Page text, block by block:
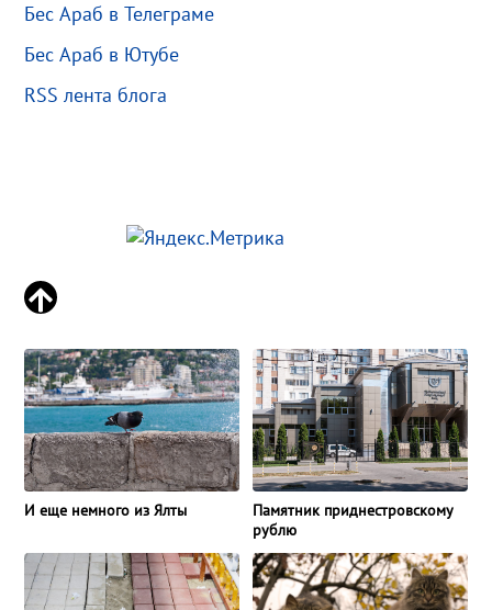
Бес Араб в Телеграме
Бес Араб в Ютубе
RSS лента блога
И еще немного из Ялты
Памятник приднестровскому
рублю